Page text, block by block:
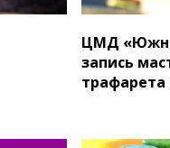
ЦМД
запись